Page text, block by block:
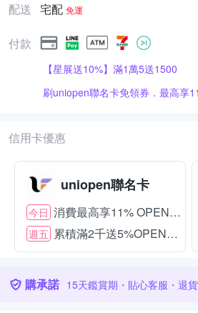
配送 宅配 免運
付款
【星展送10%】滿1萬5送1500
刷uniopen聯名卡免領券．最高享
信用卡優惠
uniopen聯名卡
今日 消費最高享11% OPENPOINT
週五 累積滿2千送5%OPENPOINT
購承諾 15天鑑賞期・貼心客服・退